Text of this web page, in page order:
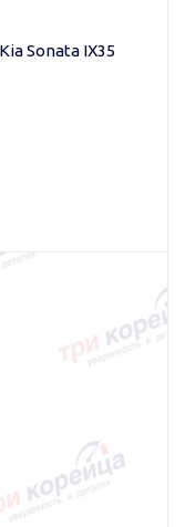
Sonata IX35